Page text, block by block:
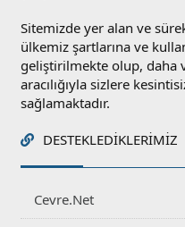
Sitemizde yer alan ve
ülkemiz şartlarına ve
geliştirilmekte olup, daha
aracılığıyla sizlere
sağlamaktadır.
DESTEKLEDIKLERIMIZ
Cevre.Net